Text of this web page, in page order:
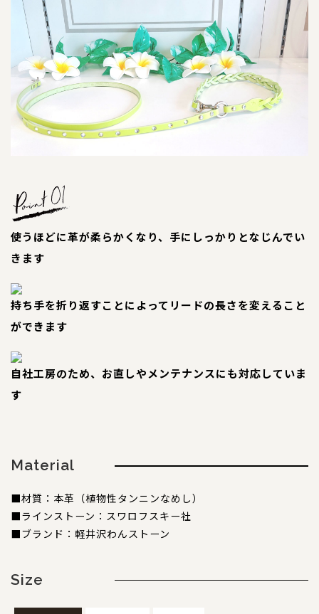
使うほどに革が柔らかくなり、手にしっかりとなじんでい
きます
持ち手を折り返すことによってリードの長さを変えること
ができます
自社工房のため、お直しやメンテナンスにも対応していま
す
Material
■材質：本革（植物性タンニンなめし）
■ラインストーン：スワロフスキー社
■ブランド：軽井沢わんストーン
Size